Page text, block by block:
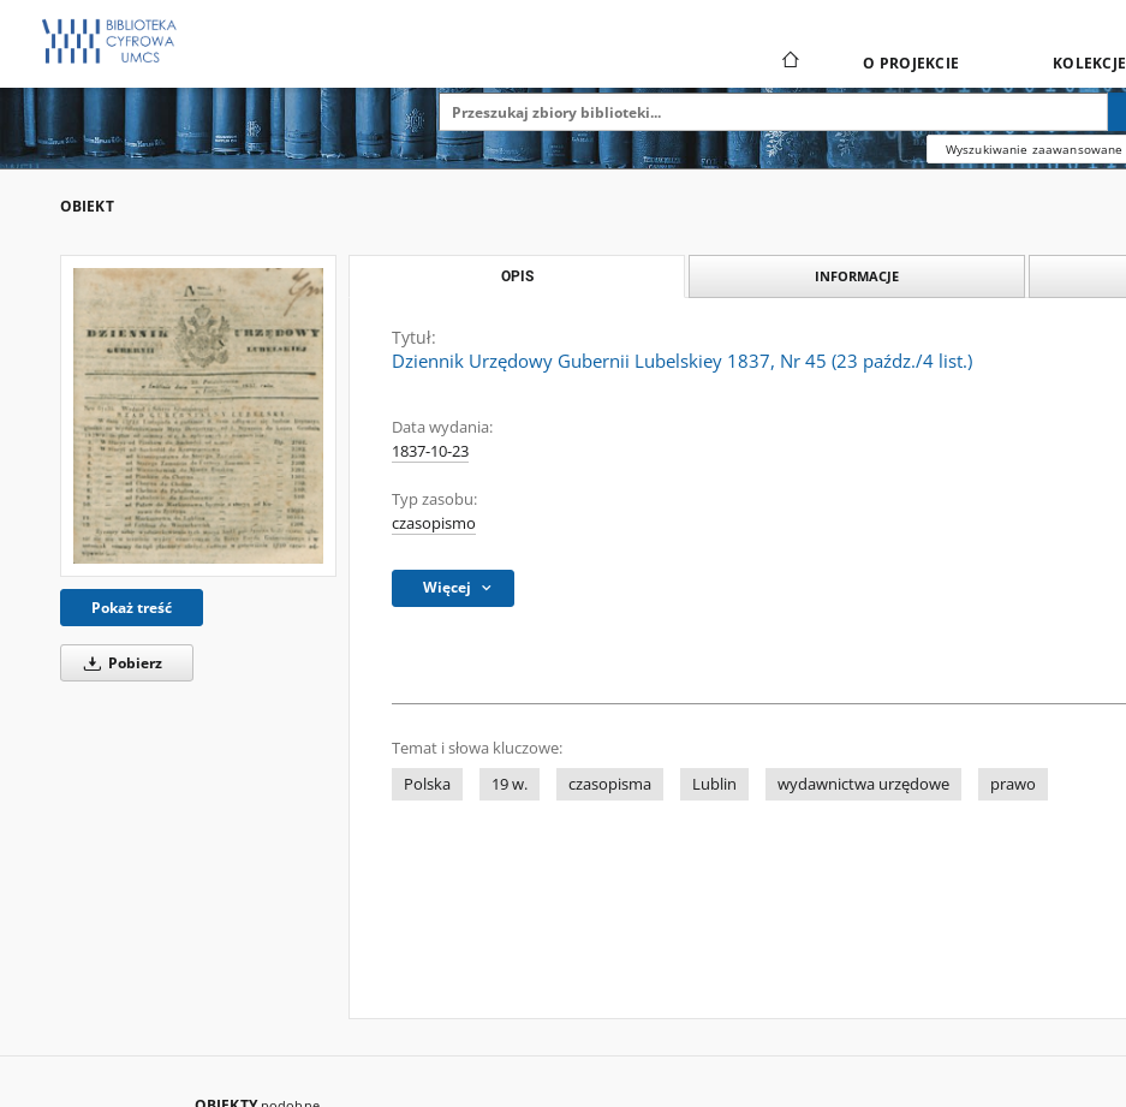
O PROJEKCIE KOLEKCJE
Wyszukiwanie zaawansowane
OBIEKT
Pokaż treść
Pobierz
OPIS INFORMACJE
Tytuł:
Dziennik Urzędowy Gubernii Lubelskiey 1837, Nr 45 (23 paźdz./4 list.)
Data wydania:
1837-10-23
Typ zasobu:
czasopismo
Więcej
Temat i słowa kluczowe:
Polska
19 w. czasopisma Lublin wydawnictwa urzędowe prawo